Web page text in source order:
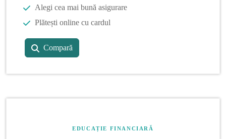
Alegi cea mai bună asigurare
Plătești online cu cardul
Compară
EDUCAȚIE FINANCIARĂ